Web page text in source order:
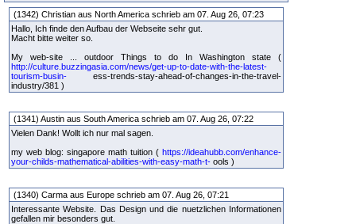
(1342) Christian aus North America schrieb am 07. Aug 26, 07:23
Hallo, Ich finde den Aufbau der Webseite sehr gut.
Macht bitte weiter so.
My web-site ... outdoor Things to do In Washington state (
http://culture.buzzingasia.com/news/get-up-to-date-with-the-latest-
tourism-busin- ess-trends-stay-ahead-of-changes-in-the-travel-
industry/381 )
(1341) Austin aus South America schrieb am 07. Aug 26, 07:22
Vielen Dank! Wollt ich nur mal sagen.
my web blog: singapore math tuition ( https://ideahubb.com/enhance-
your-childs-mathematical-abilities-with-easy-math-t- ools )
(1340) Carma aus Europe schrieb am 07. Aug 26, 07:21
Interessante Website. Das Design und die nuetzlichen Informationen
gefallen mir besonders gut.